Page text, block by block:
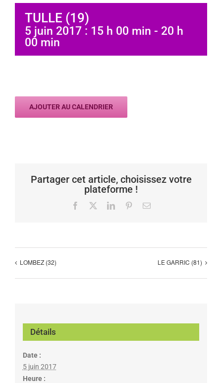
TULLE (19)
5 juin 2017 : 15 h 00 min - 20 h
00 min
AJOUTER AU CALENDRIER
Partager cet article, choisissez votre
plateforme !
Facebook LinkedInPinterestEmail
LOMBEZ (32) LE GARRIC (81)
Détails
Date :
5 juin 2017
Heure :